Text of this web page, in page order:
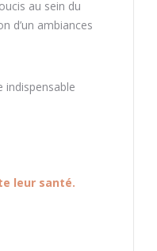
au sein du
d’un ambiances
leur santé.